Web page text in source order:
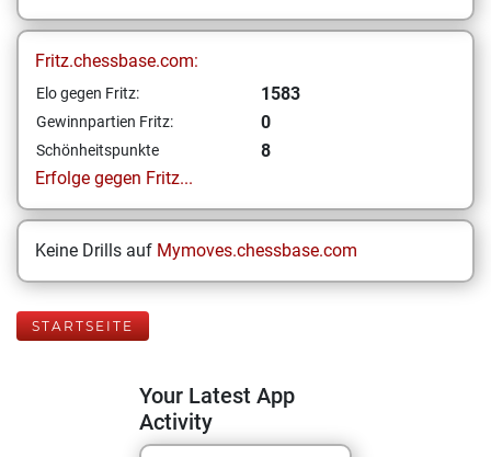
Fritz.chessbase.com:
Elo gegen Fritz: 1583
Gewinnpartien Fritz: 0
Schönheitspunkte
8
Erfolge gegen Fritz...
Keine Drills auf Mymoves.chessbase.com
STARTSEITE
Your Latest App
Activity